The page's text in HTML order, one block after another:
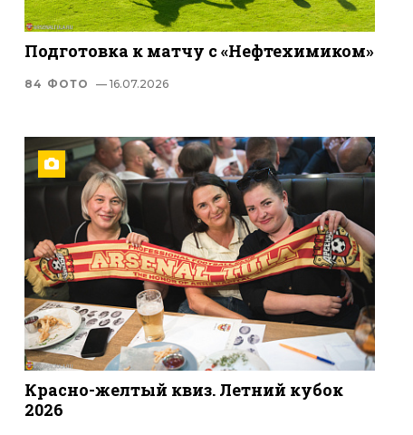
Подготовка к матчу с «Нефтехимиком»
84 ФОТО — 16.07.2026
Красно-желтый квиз. Летний кубок
2026